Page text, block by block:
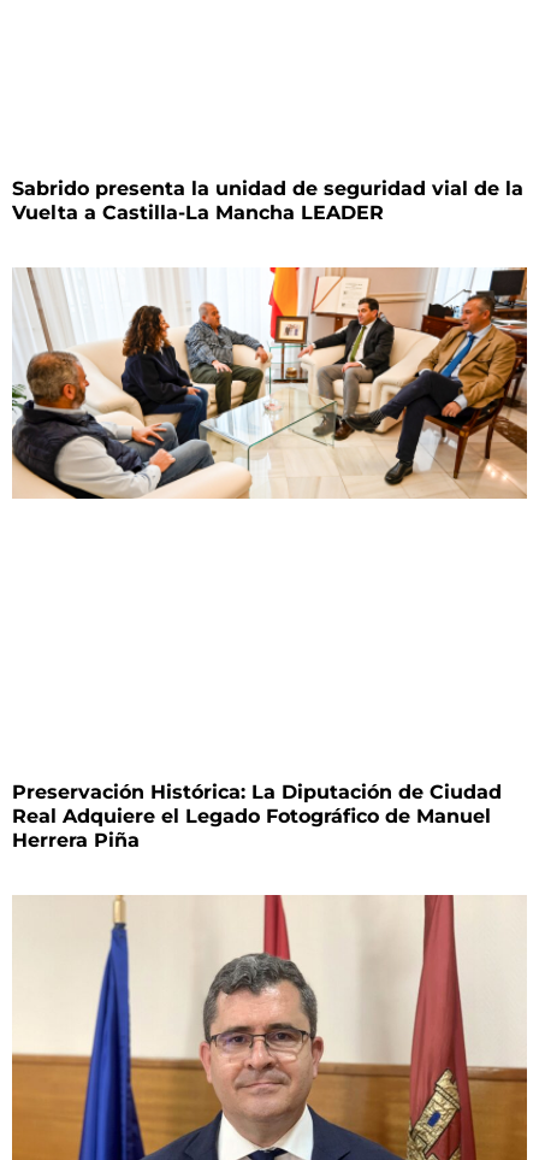
Sabrido presenta la unidad de seguridad vial de la
Vuelta a Castilla-La Mancha LEADER
Preservación Histórica: La Diputación de Ciudad
Real Adquiere el Legado Fotográfico de Manuel
Herrera Piña